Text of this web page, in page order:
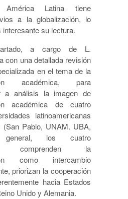
Latina tiene
a la globalización, lo
su lectura.
a cargo de L.
con una detallada revisión
en el tema de la
académica, para
a análisis la imagen de
académica de cuatro
latinoamericanas
Pablo, UNAM. UBA,
los cuatro
comprenden la
como intercambio
priorizan la cooperación
hacia Estados
Unido y Alemania.